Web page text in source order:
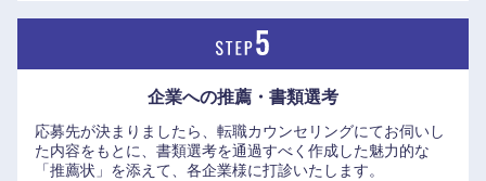
企業への推薦・書類選考
応募先が決まりましたら、転職カウンセリングにてお伺いし
た内容をもとに、書類選考を通過すべく作成した魅力的な
「推薦状」を添えて、各企業様に打診いたします。